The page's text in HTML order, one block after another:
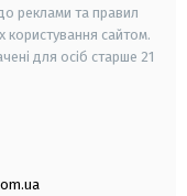
реклами та правил
сайтом.
для осіб старше 21